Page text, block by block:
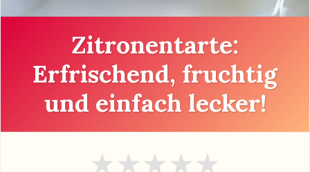
Zitronentarte:
Erfrischend, fruchtig
und einfach lecker!
★★★★★